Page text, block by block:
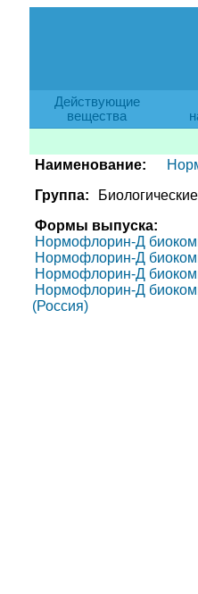
Действующие
вещества
Наименование:
Группа:
Формы выпуска:
Нормофлорин-Д
Нормофлорин-Д
Нормофлорин-Д
Нормофлорин-Д
(Россия)